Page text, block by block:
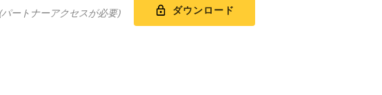
(パートナーアクセスが必要) ダウンロード